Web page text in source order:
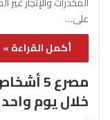
على…
أكمل القراءة »
مصرع
خلال يوم واحد